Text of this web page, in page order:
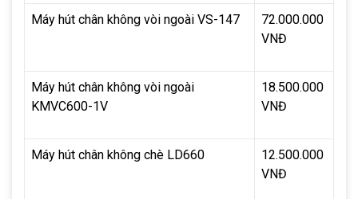
Máy hút chân không vòi ngoài VS-147
72.000.000
VNĐ
Máy hút chân không vòi ngoài
KMVC600-1V
18.500.000
VNĐ
Máy hút chân không chè LD660
12.500.000
VNĐ